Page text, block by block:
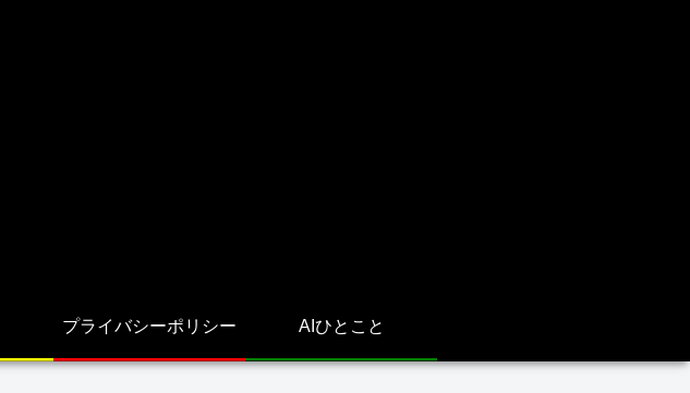
プライバシーポリシー AIひとこと